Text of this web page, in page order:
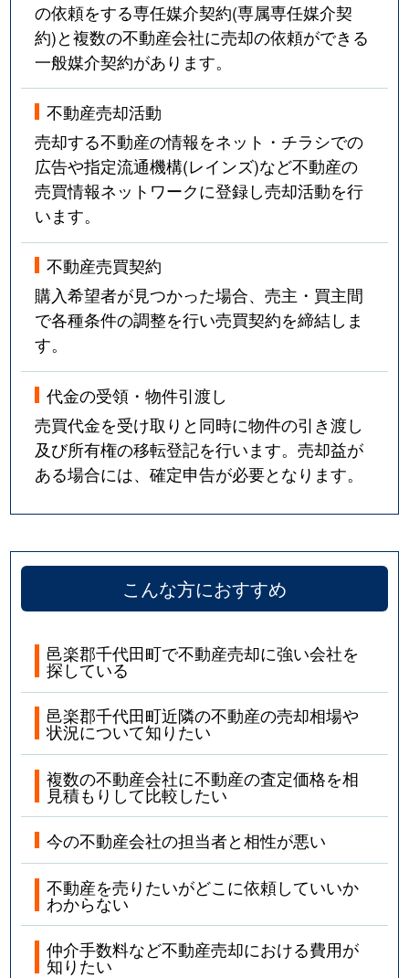
の依頼をする専任媒介契約(専属専任媒介契
約)と複数の不動産会社に売却の依頼ができる
一般媒介契約があります。
不動産売却活動
売却する不動産の情報をネット・チラシでの
広告や指定流通機構(レインズ)など不動産の
売買情報ネットワークに登録し売却活動を行
います。
不動産売買契約
購入希望者が見つかった場合、売主・買主間
で各種条件の調整を行い売買契約を締結しま
す。
代金の受領・物件引渡し
売買代金を受け取りと同時に物件の引き渡し
及び所有権の移転登記を行います。売却益が
ある場合には、確定申告が必要となります。
こんな方におすすめ
邑楽郡千代田町で不動産売却に強い会社を
探している
邑楽郡千代田町近隣の不動産の売却相場や
状況について知りたい
複数の不動産会社に不動産の査定価格を相
見積もりして比較したい
今の不動産会社の担当者と相性が悪い
不動産を売りたいがどこに依頼していいか
わからない
仲介手数料など不動産売却における費用が
知りたい